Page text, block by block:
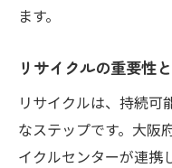
ます。
リサイクルの重要性
リサイクルは、持続可
なステップです。大阪
イクルセンターが連携